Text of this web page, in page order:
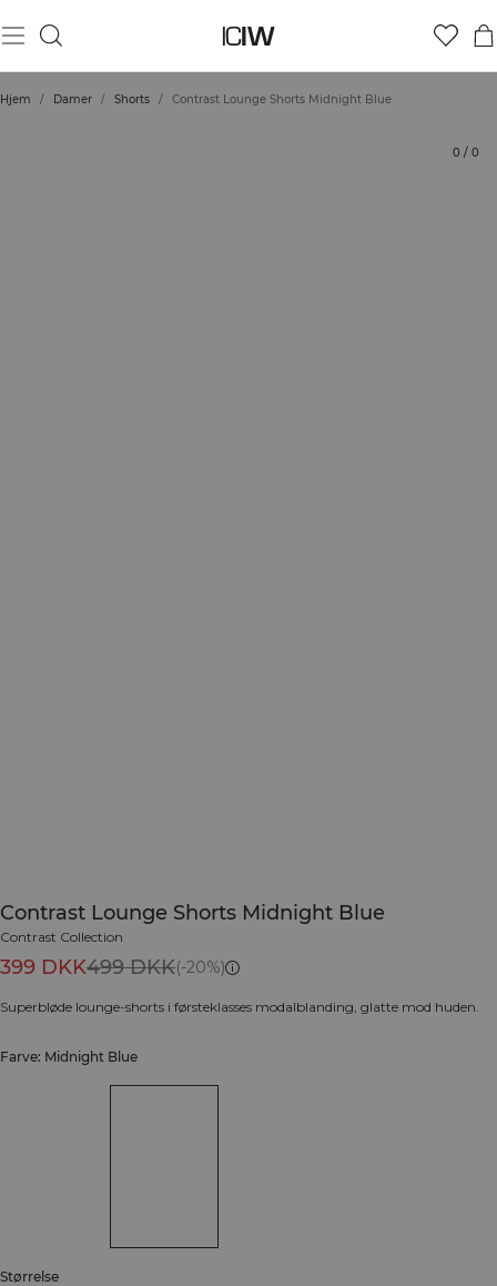
Hjem / Damer / Shorts / Contrast Lounge Shorts Midnight Blue
0 / 0
Contrast Lounge Shorts Midnight Blue
Contrast Collection
399 DKK499 DKK(-20%)
Superbløde lounge-shorts i førsteklasses modalblanding, glatte mod huden.
Farve: Midnight Blue
Størrelse